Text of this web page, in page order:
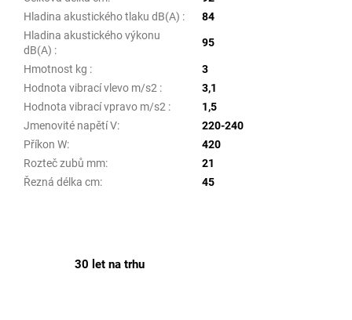
30 let na trhu
Hladina akustického tlaku dB(A) :
84
Hladina akustického výkonu
dB(A) :
95
Hmotnost kg :
3
Hodnota vibrací vlevo m/s2 :
3,1
Hodnota vibrací vpravo m/s2 :
1,5
Jmenovité napětí V:
220-240
Příkon W:
420
Rozteč zubů mm:
21
Řezná délka cm: 45